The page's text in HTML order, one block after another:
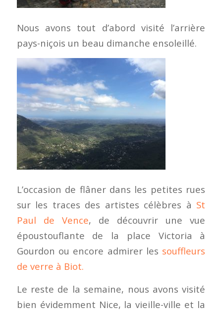
Nous avons tout d’abord visité l’arrière
pays-niçois un beau dimanche ensoleillé.
L’occasion de flâner dans les petites rues
sur les traces des artistes célèbres à St
Paul de Vence, de découvrir une vue
époustouflante de la place Victoria à
Gourdon ou encore admirer les souffleurs
de verre à Biot.
Le reste de la semaine, nous avons visité
bien évidemment Nice, la vieille-ville et la